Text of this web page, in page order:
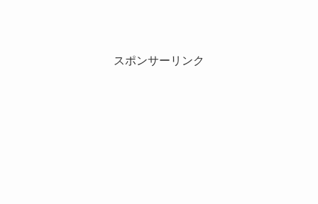
スポンサーリンク